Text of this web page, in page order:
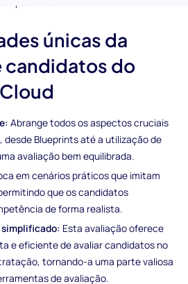
únicas da
candidatos do
Abrange todos os aspectos cruciais
desde Blueprints até a utilização de
avaliação bem equilibrada.
em cenários práticos que imitam
que os candidatos
de forma realista.
Esta avaliação oferece
e eficiente de avaliar candidatos no
tornando-a uma parte valiosa
de avaliação.